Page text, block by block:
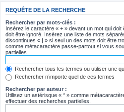
REQUÊTE DE LA RECHERCHE
Rechercher par mots-clés :
Insérez le caractère « + » devant un mot qui
doit être ignoré. Insérez une liste de mots
discontinues « | » si seul un des mots doit être
comme métacaractère passe-partout si vous
partielles.
Rechercher tous les termes ou utiliser une
Rechercher n’importe quel de ces termes
Rechercher par auteur :
Utilisez un astérisque « * » comme
effectuer des recherches partielles.